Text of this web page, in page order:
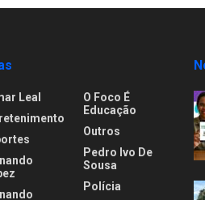
Leal
O Foco É
Educação
Outros
Pedro Ivo De
Sousa
Polícia